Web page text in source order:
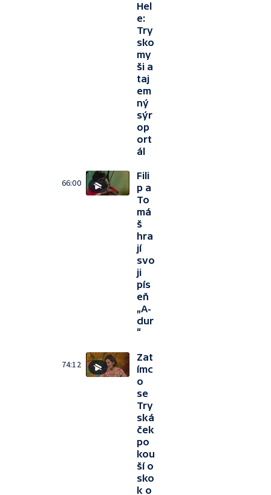
Hel
e:
Try
sko
my
ši a
taj
em
ný
sýr
op
ort
ál
66:00
Fili
p a
To
má
š
hra
jí
svo
ji
pís
eň
„A-
dur
“
74:12
Zat
ímc
o
se
Try
ská
ček
po
kou
ší o
sko
k o